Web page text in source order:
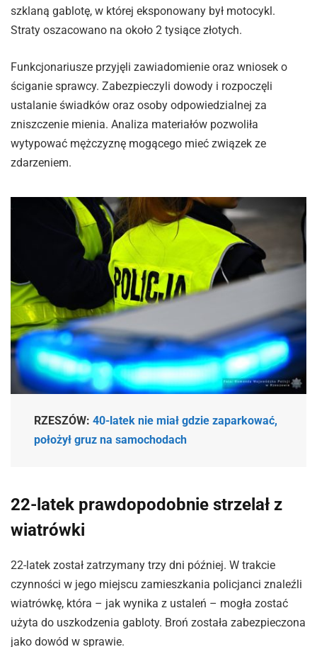
szklaną gablotę, w której eksponowany był motocykl.
Straty oszacowano na około 2 tysiące złotych.
Funkcjonariusze przyjęli zawiadomienie oraz wniosek o
ściganie sprawcy. Zabezpieczyli dowody i rozpoczęli
ustalanie świadków oraz osoby odpowiedzialnej za
zniszczenie mienia. Analiza materiałów pozwoliła
wytypować mężczyznę mogącego mieć związek ze
zdarzeniem.
RZESZÓW:40-latek nie miał gdzie zaparkować,
położył gruz na samochodach
22-latek prawdopodobnie strzelał z
wiatrówki
22-latek został zatrzymany trzy dni później. W trakcie
czynności w jego miejscu zamieszkania policjanci znaleźli
wiatrówkę, która – jak wynika z ustaleń – mogła zostać
użyta do uszkodzenia gabloty. Broń została zabezpieczona
jako dowód w sprawie.